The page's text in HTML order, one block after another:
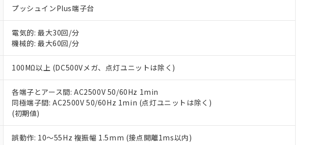
プッシュインPlus端子台
電気的: 最大30回/分
機械的: 最大60回/分
100MΩ以上 (DC500Vメガ、点灯ユニットは除く)
各端子とアース間: AC2500V 50/60Hz 1min
同極端子間: AC2500V 50/60Hz 1min (点灯ユニットは除く)
(初期値)
誤動作: 10～55Hz 複振幅 1.5mm (接点開離1ms以内)
さい。
下記の非含有証明書をダウンロードすることができます。
EU RoHS指令（10物質）の非含有証明書
51物質の非含有証明書（当社基準）
※本証明書は発行日時点で非含有を証明するもので、過去に遡って非含有を証明するも
また、RoHS指令のフタル酸エステル類４物質の対応では、対応完了までの期間は出荷
混在することから備考欄に対応日を記載しておりました。
既に当社にて対応品への在庫切替を完了していることから、特段のことがない限り、
り割愛しております。